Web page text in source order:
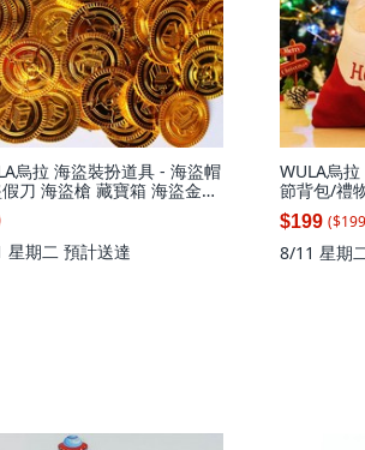
烏拉 海盜裝扮道具 - 海盜帽
刀 海盜槍 藏寶箱 海盜金條
星期二 預計送達
WULA烏
節背包/禮
B款
$199 ($199
8/11 星期